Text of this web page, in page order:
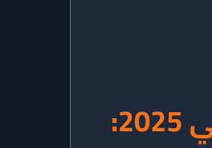
زيادة المشاهدات على السوشيال ميديا في 2025: